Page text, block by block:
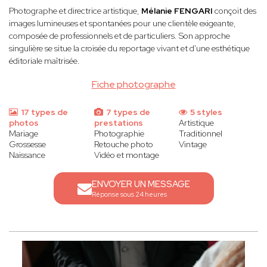
Fiche photographe
Photographe et directrice artistique, Mélanie FENGARI conçoit des
images lumineuses et spontanées pour une clientèle exigeante,
composée de professionnels et de particuliers. Son approche
singulière se situe la croisée du reportage vivant et d'une esthétique
éditoriale maîtrisée.
17 types de
photos
Mariage
Grossesse
Naissance
7 types de
prestations
Photographie
Retouche photo
Vidéo et montage
5 styles
Artistique
Traditionnel
Vintage
ENVOYER UN MESSAGE
Réponse sous 24 heures